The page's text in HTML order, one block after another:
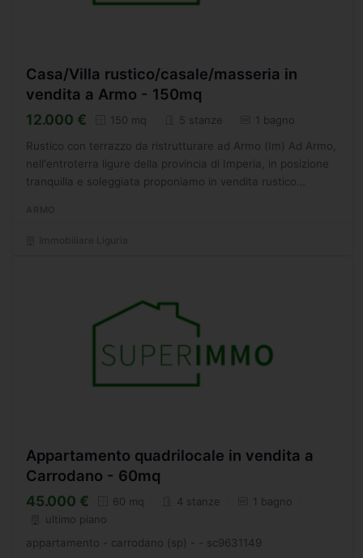
Casa/Villa rustico/casale/masseria in
vendita a Armo - 150mq
12.000 € 150 mq 5 stanze 1 bagno
Rustico con terrazzo da ristrutturare ad Armo (Im) Ad Armo,
nell'entroterra ligure della provincia di Imperia, in posizione
tranquilla e soleggiata proponiamo in vendita rustico
Appartamento quadrilocale in vendita a
Carrodano - 60mq
45.000 € 60 mq 4 stanze
1 bagno
ultimo piano
appartamento - carrodano (sp) - - sc9631149